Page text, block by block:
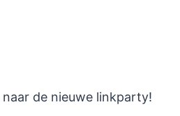
de nieuwe linkparty!